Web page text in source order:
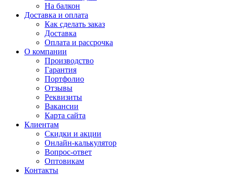
На балкон
Доставка и оплата
Как сделать заказ
Доставка
Оплата и рассрочка
О компании
Производство
Гарантия
Портфолио
Отзывы
Реквизиты
Вакансии
Карта сайта
Клиентам
Скидки и акции
Онлайн-калькулятор
Вопрос-ответ
Оптовикам
Контакты